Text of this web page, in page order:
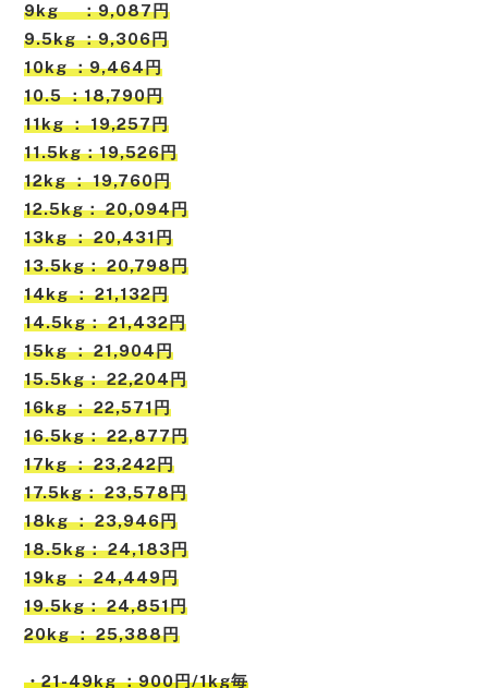
9kg ：9,087円
9.5kg ：9,306円
10kg ：9,464円
10.5 ：18,790円
11kg ： 19,257円
11.5kg：19,526円
12kg ： 19,760円
12.5kg： 20,094円
13kg ： 20,431円
13.5kg： 20,798円
14kg ： 21,132円
14.5kg： 21,432円
15kg ： 21,904円
15.5kg： 22,204円
16kg ： 22,571円
16.5kg： 22,877円
17kg ： 23,242円
17.5kg： 23,578円
18kg ： 23,946円
18.5kg： 24,183円
19kg ： 24,449円
19.5kg： 24,851円
20kg ： 25,388円
・21-49kg ：900円/1kg毎